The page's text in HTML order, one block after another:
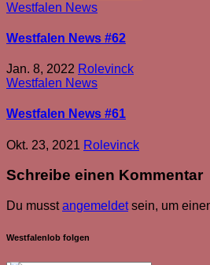
Westfalen News
Westfalen News #62
Jan. 8, 2022 Rolevinck
Westfalen News
Westfalen News #61
Okt. 23, 2021 Rolevinck
Schreibe einen Kommentar
Du musstangemeldetsein, um
Westfalenlob folgen